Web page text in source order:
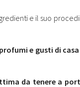
e il suo
profumi e gusti di
da tenere a